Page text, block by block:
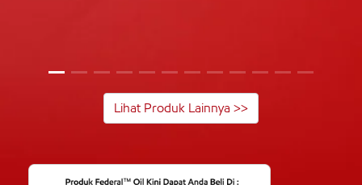
Lihat Produk Lainnya >>